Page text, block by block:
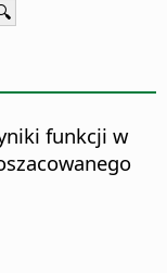
funkcji w